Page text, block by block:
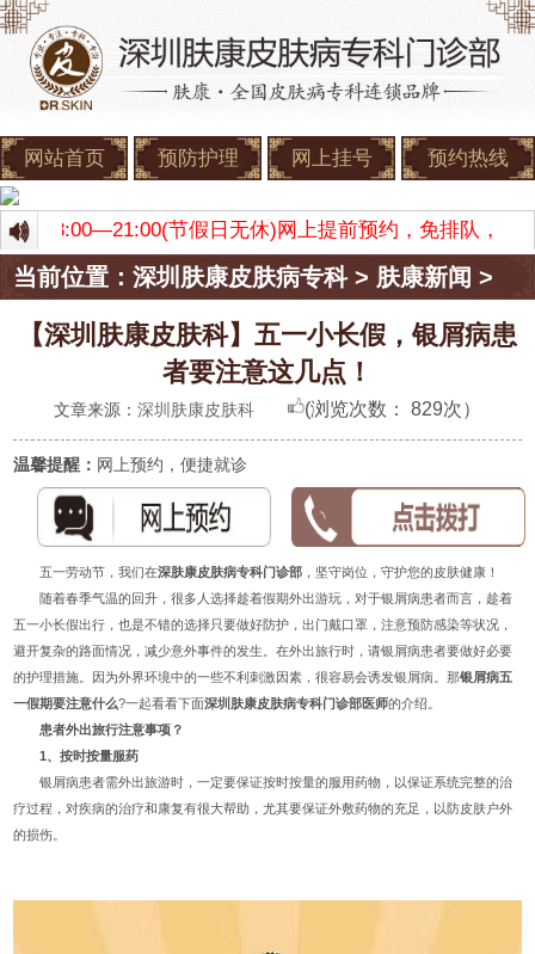
网站首页 预防护理 网上挂号 预约热线
：8:00—21:00(节假日无休)网上提前预约，免排队，免
当前位置：深圳肤康皮肤病专科> 肤康新闻 >
【深圳肤康皮肤科】五一小长假，银屑病患
者要注意这几点！
文章来源： 深圳肤康皮肤科 (浏览次数： 829次）
温馨提醒： 网上预约，便捷就诊
五一劳动节，我们在深肤康皮肤病专科门诊部 ，坚守岗位，守护您的皮肤健康！
随着春季气温的回升，很多人选择趁着假期外出游玩，对于银屑病患者而言，趁着
五一小长假出行，也是不错的选择只要做好防护，出门戴口罩，注意预防感染等状况，
避开复杂的路面情况，减少意外事件的发生。在外出旅行时，请银屑病患者要做好必要
的护理措施。因为外界环境中的一些不利刺激因素，很容易会诱发银屑病。那银屑病五
一假期要注意什么?一起看看下面深圳肤康皮肤病专科门诊部医师的介绍。
患者外出旅行注意事项？
1、按时按量服药
银屑病患者需外出旅游时，一定要保证按时按量的服用药物，以保证系统完整的治
疗过程，对疾病的治疗和康复有很大帮助，尤其要保证外敷药物的充足，以防皮肤户外
的损伤。